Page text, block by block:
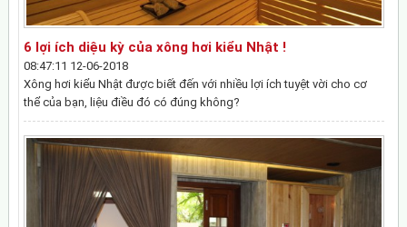
6 lợi ích diệu kỳ của xông hơi kiểu Nhật !
08:47:11 12-06-2018
Xông hơi kiểu Nhật được biết đến với nhiều lợi ích tuyệt vời cho cơ
thể của bạn, liệu điều đó có đúng không?